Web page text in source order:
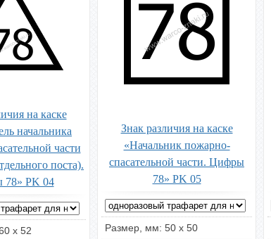
на каске
начальника
части
поста).
PK 04
x 52
Знак различия на каске
«Начальник пожарно-
спасательной части. Цифры
78» PK 05
Размер, мм: 50 х 50